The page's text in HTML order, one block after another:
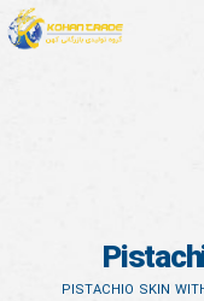
PISTACHIO SKIN